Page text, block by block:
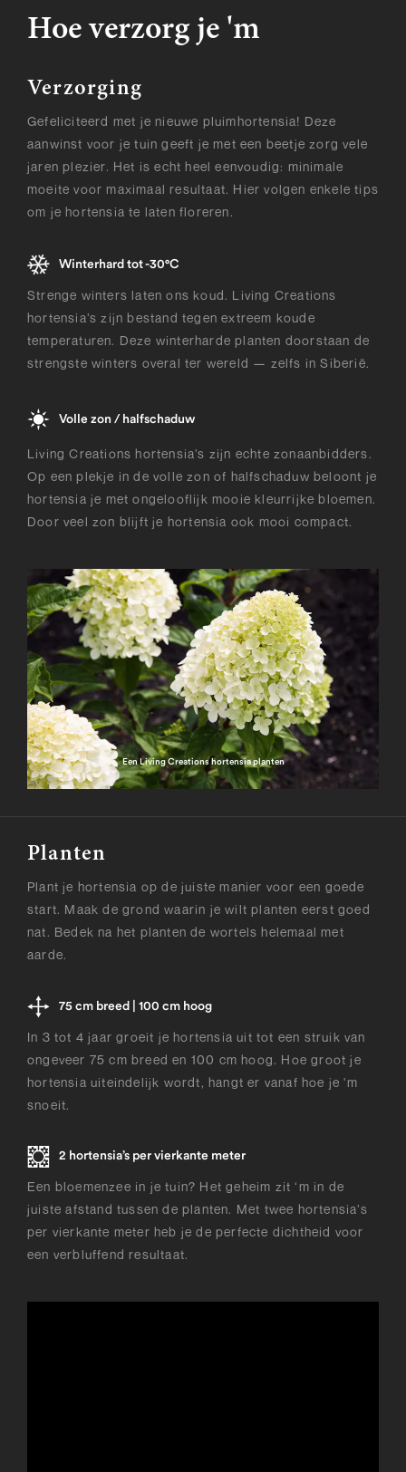
Hoe verzorg je 'm
Verzorging
Gefeliciteerd met je nieuwe pluimhortensia! Deze
aanwinst voor je tuin geeft je met een beetje zorg vele
jaren plezier. Het is echt heel eenvoudig: minimale
moeite voor maximaal resultaat. Hier volgen enkele tips
om je hortensia te laten floreren.
Winterhard tot -30°C
Strenge winters laten ons koud. Living Creations
hortensia’s zijn bestand tegen extreem koude
temperaturen. Deze winterharde planten doorstaan de
strengste winters overal ter wereld — zelfs in Siberië.
Volle zon / halfschaduw
Living Creations hortensia’s zijn echte zonaanbidders.
Op een plekje in de volle zon of halfschaduw beloont je
hortensia je met ongelooflijk mooie kleurrijke bloemen.
Door veel zon blijft je hortensia ook mooi compact.
Een Living Creations hortensia planten
Planten
Plant je hortensia op de juiste manier voor een goede
start. Maak de grond waarin je wilt planten eerst goed
nat. Bedek na het planten de wortels helemaal met
aarde.
75 cm breed | 100 cm hoog
In 3 tot 4 jaar groeit je hortensia uit tot een struik van
ongeveer 75 cm breed en 100 cm hoog. Hoe groot je
hortensia uiteindelijk wordt, hangt er vanaf hoe je 'm
snoeit.
2 hortensia’s per vierkante meter
Een bloemenzee in je tuin? Het geheim zit ‘m in de
juiste afstand tussen de planten. Met twee hortensia’s
per vierkante meter heb je de perfecte dichtheid voor
een verbluffend resultaat.